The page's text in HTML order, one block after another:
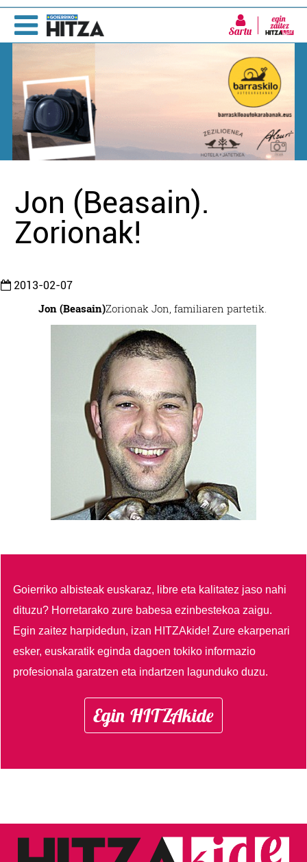
Sartu
Jon (Beasain).
Zorionak!
2013-02-07
Jon (Beasain)Zorionak Jon, familiaren partetik.
Goierriko albisteak euskaraz, libre eta kalitatez jaso nahi
dituzu? Horretarako zure babesa ezinbestekoa zaigu.
Egin zaitez harpidedun, izan HITZAkide!Zure ekarpenari
esker, euskaratik eginda dagoen tokiko informazio
profesionala garatzen eta indartzen lagunduko duzu.
Egin HITZAkide